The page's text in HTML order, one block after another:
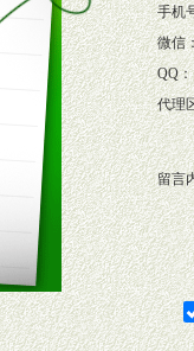
司给予
作一定
品给予
手机
微信
QQ：
代理
留言